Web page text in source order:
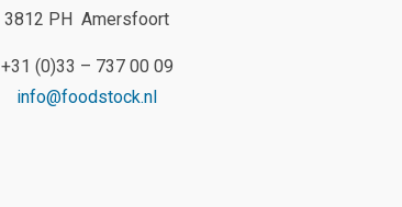
3812 PH Amersfoort
+31 (0)33 – 737 00 09
info@foodstock.nl